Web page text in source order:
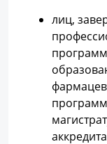
лиц,